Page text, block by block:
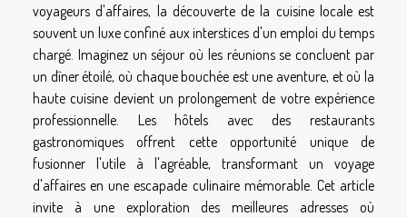
voyageurs d'affaires, la découverte de la cuisine locale est
souvent un luxe confiné aux interstices d'un emploi du temps
chargé. Imaginez un séjour où les réunions se concluent par
un dîner étoilé, où chaque bouchée est une aventure, et où la
haute cuisine devient un prolongement de votre expérience
professionnelle. Les hôtels avec des restaurants
gastronomiques offrent cette opportunité unique de
fusionner l'utile à l'agréable, transformant un voyage
d'affaires en une escapade culinaire mémorable. Cet article
invite à une exploration des meilleures adresses où